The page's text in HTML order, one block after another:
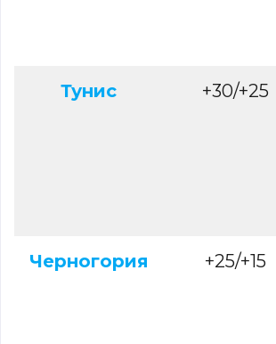
Тунис +30/+25
Черногория +25/+15